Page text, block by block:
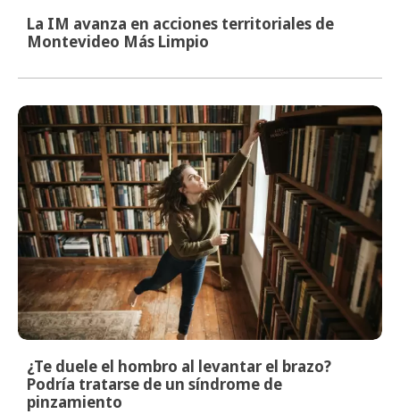
La IM avanza en acciones territoriales de
Montevideo Más Limpio
¿Te duele el hombro al levantar el brazo?
Podría tratarse de un síndrome de
pinzamiento